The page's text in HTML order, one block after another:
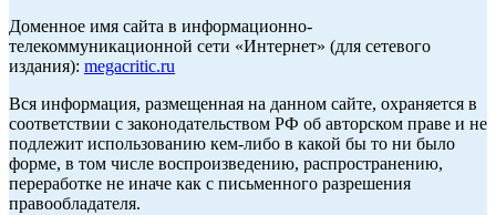
Доменное имя сайта в информационно-
телекоммуникационной сети «Интернет» (для сетевого
издания): megacritic.ru
Вся информация, размещенная на данном сайте, охраняется в
соответствии с законодательством РФ об авторском праве и не
подлежит использованию кем-либо в какой бы то ни было
форме, в том числе воспроизведению, распространению,
переработке не иначе как с письменного разрешения
правообладателя.